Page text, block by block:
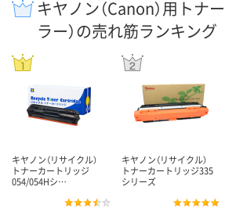
キヤノン（Canon）用トナ
ラー）の売れ筋ランキング
キヤノン（リサイクル）
トナーカートリッジ
054/054Hシ…
キヤノン（リサイクル）
トナーカートリッジ335
シリーズ